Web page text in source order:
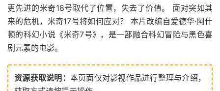
更先进的米奇18号取代了位置，失去了价值。 面对突如其
来的危机，米奇17号将如何应对？ 本片改编自爱德华·阿什
顿的科幻小说《米奇7号》，是一部融合科幻冒险与黑色喜
剧元素的电影。
资源获取说明： 本页面仅对影视作品进行整理与介绍，